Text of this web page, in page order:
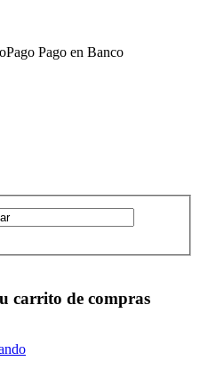
carrito de compras